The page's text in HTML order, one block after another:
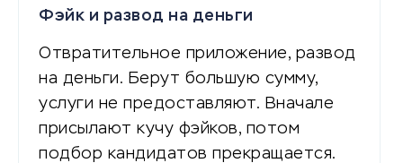
Фэйк и развод на деньги
Отвратительное приложение, развод
на деньги. Берут большую сумму,
услуги не предоставляют. Вначале
присылают кучу фэйков, потом
подбор кандидатов прекращается.